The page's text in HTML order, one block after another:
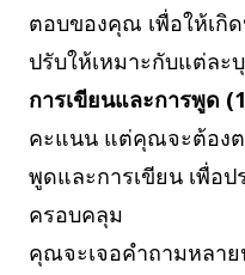
ตอบของคุณ เพื่อให้เกิ
ปรับให้เหมาะกับแต่ละ
การเขียนและการพูด
คะแนน แต่คุณจะต้อง
พูดและการเขียน เพื่อ
ครอบคลุม
คุณจะเจอคำถามหลาย